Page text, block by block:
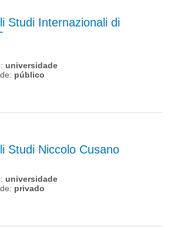
Studi Internazionali di
universidade
público
Studi Niccolo Cusano
universidade
privado